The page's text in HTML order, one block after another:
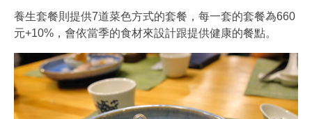
養生套餐則提供7道菜色方式的套餐，每一套的套餐為660
元+10%，會依當季的食材來設計跟提供健康的餐點。